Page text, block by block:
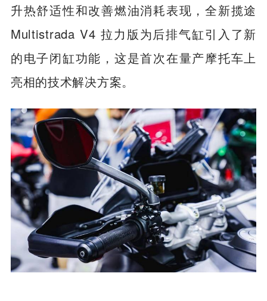
升热舒适性和改善燃油消耗表现，全新揽途
Multistrada V4 拉力版为后排气缸引入了新
的电子闭缸功能，这是首次在量产摩托车上
亮相的技术解决方案。